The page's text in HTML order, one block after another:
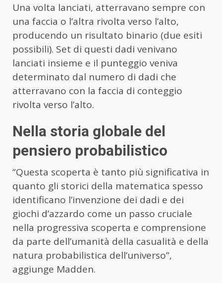
Una volta lanciati, atterravano sempre con
una faccia o l’altra rivolta verso l’alto,
producendo un risultato binario (due esiti
possibili). Set di questi dadi venivano
lanciati insieme e il punteggio veniva
determinato dal numero di dadi che
atterravano con la faccia di conteggio
rivolta verso l’alto.
Nella storia globale del
pensiero probabilistico
“Questa scoperta è tanto più significativa in
quanto gli storici della matematica spesso
identificano l’invenzione dei dadi e dei
giochi d’azzardo come un passo cruciale
nella progressiva scoperta e comprensione
da parte dell’umanità della casualità e della
natura probabilistica dell’universo”,
aggiunge Madden.